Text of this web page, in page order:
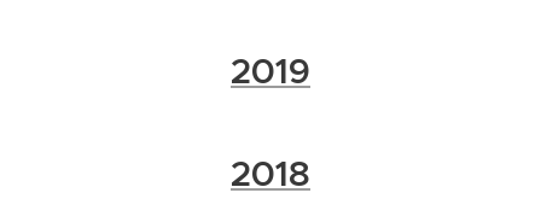
2019
2018